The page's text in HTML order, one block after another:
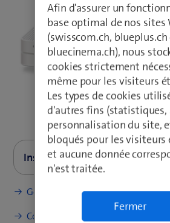
Instructions (PDF)
Guide d’installation
Internet-Box light
Gérer le WLAN
Configurer Internet
Afin d'assurer un
base optimal de nos sites
(swisscom.ch, blueplus.ch
bluecinema.ch), nous
cookies strictement
même pour les visiteurs
Les types de cookies
d'autres fins (statistiques,
personnalisation du site,
bloqués pour les visiteurs
et aucune donnée
n'est traitée.
Fermer